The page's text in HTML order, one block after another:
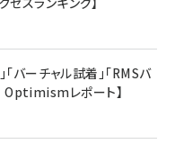
バーチャル試着」「RMSバ
Optimismレポート】